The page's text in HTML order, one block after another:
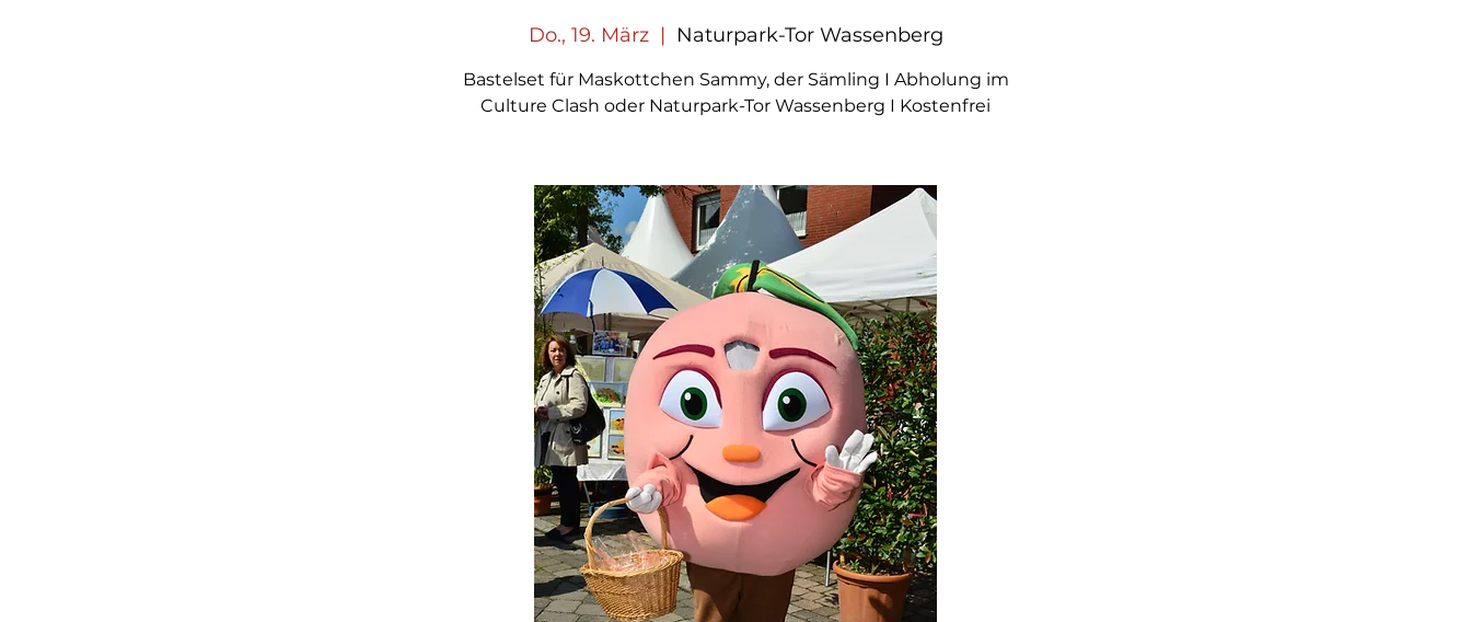
Do., 19. März
  |
Naturpark-Tor Wassenberg
Bastelset für Maskottchen Sammy, der Sämling I Abholung im
Culture Clash oder Naturpark-Tor Wassenberg I Kostenfrei